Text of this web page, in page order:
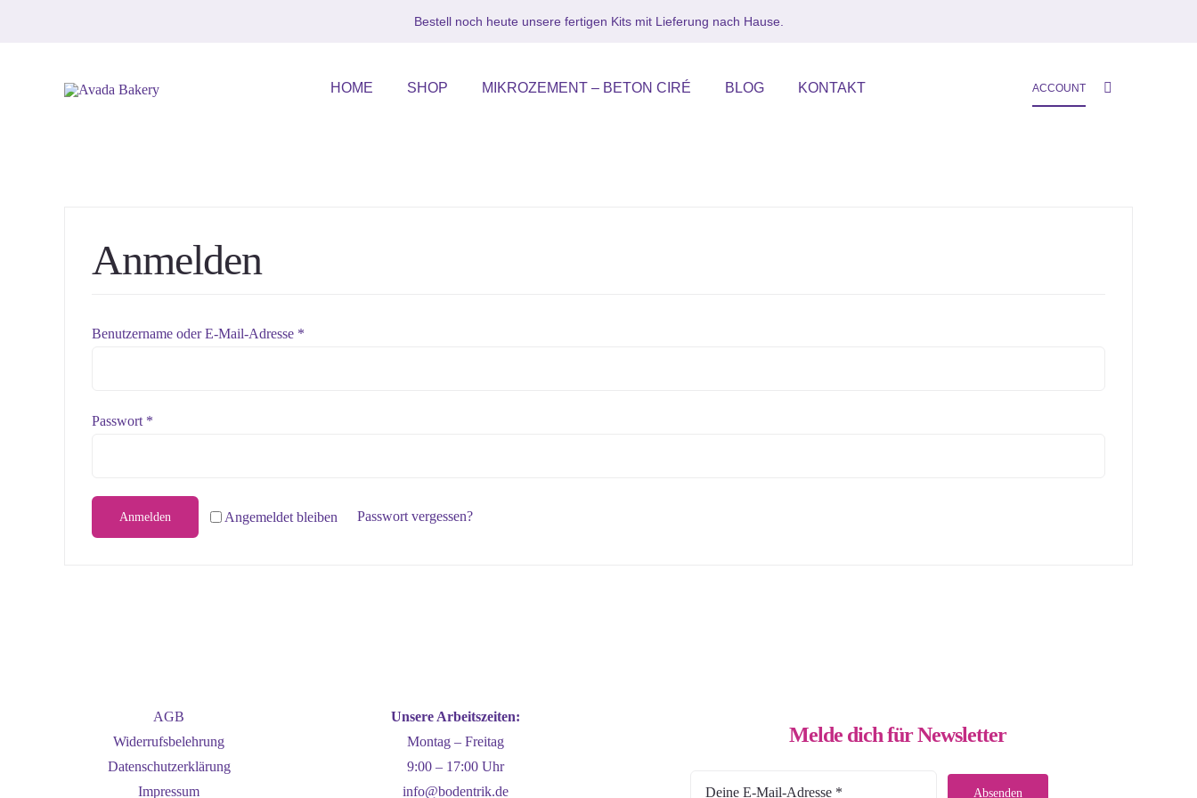
Bestell noch heute unsere fertigen Kits mit Lieferung nach Hause.
HOME SHOP MIKROZEMENT – BETON CIRÉ BLOG KONTAKT ACCOUNT
Anmelden
Benutzername oder E-Mail-Adresse *
Passwort *
Angemeldet bleiben
Anmelden Passwort vergessen?
AGB
Widerrufsbelehrung
Datenschutzerklärung
Impressum
Unsere Arbeitszeiten:
Montag – Freitag
9:00 – 17:00 Uhr
info@bodentrik.de
Melde dich für Newsletter
Absenden